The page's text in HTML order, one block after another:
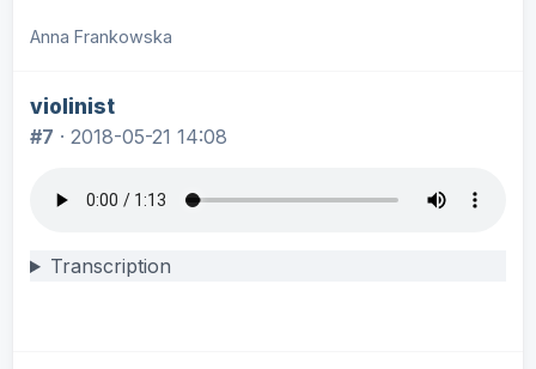
Anna Frankowska
violinist
#7 · 2018-05-21 14:08
Transcription